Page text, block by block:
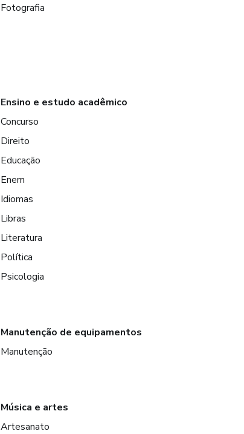
Fotografia
Ensino e estudo acadêmico
Concurso
Direito
Educação
Enem
Idiomas
Libras
Literatura
Política
Psicologia
Manutenção de equipamentos
Manutenção
Música e artes
Artesanato